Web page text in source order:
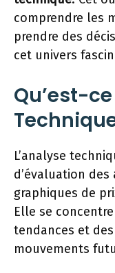
comprendre les
prendre des
cet univers
Qu’est-
L’analyse
d’évaluation des
graphiques de
Elle se
tendances et
mouvements